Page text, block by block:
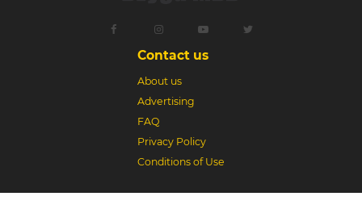
Contact us
About us
Advertising
FAQ
Privacy Policy
Conditions of Use